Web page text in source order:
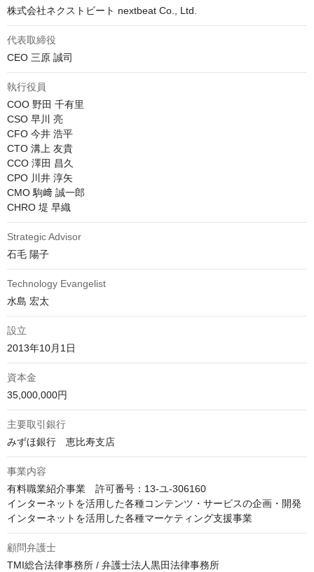
株式会社ネクストビート nextbeat Co., Ltd.
代表取締役
CEO 三原 誠司
執行役員
COO 野田 千有里
CSO 早川 亮
CFO 今井 浩平
CTO 溝上 友貴
CCO 澤田 昌久
CPO 川井 淳矢
CMO 駒﨑 誠一郎
CHRO 堤 早織
Strategic Advisor
石毛 陽子
Technology Evangelist
水島 宏太
設立
2013年10月1日
資本金
35,000,000円
主要取引銀行
みずほ銀行　恵比寿支店
事業内容
有料職業紹介事業　許可番号：13-ユ-306160
インターネットを活用した各種コンテンツ・サービスの企画・開発
インターネットを活用した各種マーケティング支援事業
顧問弁護士
TMI総合法律事務所 / 弁護士法人黒田法律事務所